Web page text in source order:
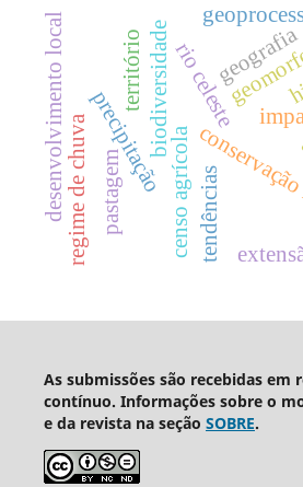
censo agrícola
biodiversidaderio celeste
tendências
precipitação
regime de chuva
território
desenvolvimento local pastagem
geografia
As submissões são recebidas em
contínuo. Informações sobre o
e da revista na seção SOBRE.